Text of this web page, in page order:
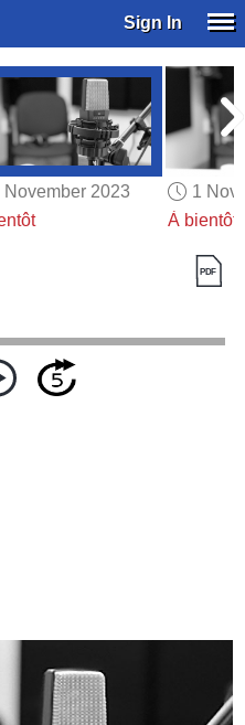
Sign In
November 2023
1
À bientôt